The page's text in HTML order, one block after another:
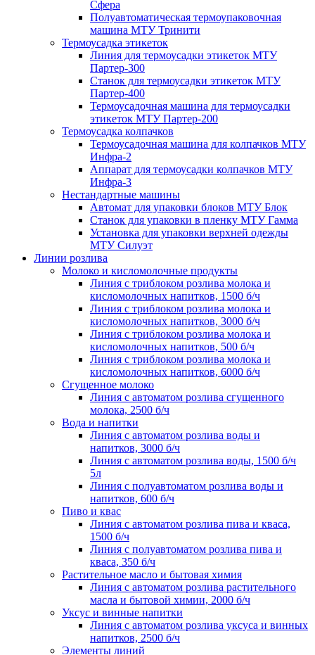
Сфера
Полуавтоматическая термоупаковочная
машина МТУ Тринити
Термоусадка этикеток
Линия для термоусадки этикеток МТУ
Партер-300
Станок для термоусадки этикеток МТУ
Партер-400
Термоусадочная машина для термоусадки
этикеток МТУ Партер-200
Термоусадка колпачков
Термоусадочная машина для колпачков МТУ
Инфра-2
Аппарат для термоусадки колпачков МТУ
Инфра-3
Нестандартные машины
Автомат для упаковки блоков МТУ Блок
Станок для упаковки в пленку МТУ Гамма
Установка для упаковки верхней одежды
МТУ Силуэт
Линии розлива
Молоко и кисломолочные продукты
Линия с триблоком розлива молока и
кисломолочных напитков, 1500 б/ч
Линия с триблоком розлива молока и
кисломолочных напитков, 3000 б/ч
Линия с триблоком розлива молока и
кисломолочных напитков, 500 б/ч
Линия с триблоком розлива молока и
кисломолочных напитков, 6000 б/ч
Сгущенное молоко
Линия с автоматом розлива сгущенного
молока, 2500 б/ч
Вода и напитки
Линия с автоматом розлива воды и
напитков, 3000 б/ч
Линия с автоматом розлива воды, 1500 б/ч
5л
Линия с полуавтоматом розлива воды и
напитков, 600 б/ч
Пиво и квас
Линия с автоматом розлива пива и кваса,
1500 б/ч
Линия с полуавтоматом розлива пива и
кваса, 350 б/ч
Растительное масло и бытовая химия
Линия с автоматом розлива растительного
масла и бытовой химии, 2000 б/ч
Уксус и винные напитки
Линия с автоматом розлива уксуса и винных
напитков, 2500 б/ч
Элементы линий